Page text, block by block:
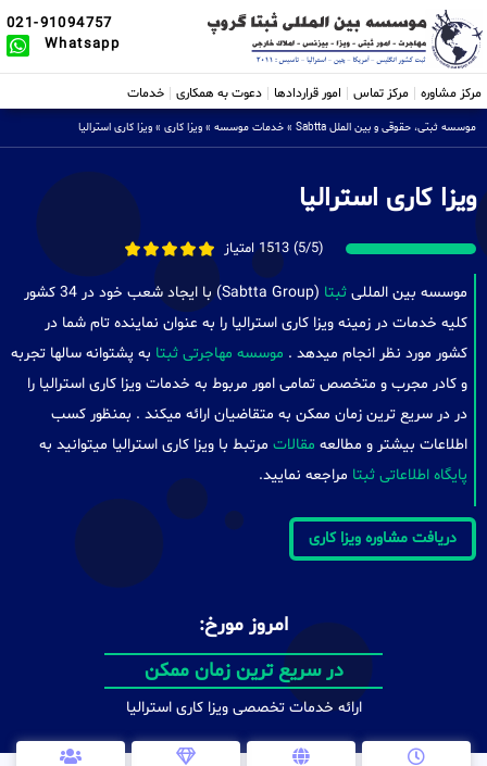
021-91094757
Whatsapp
مرکز مشاوره مرکز تماس امور قراردادها دعوت به همکاری خدمات
موسسه ثبتی، حقوقی و بین الملل Sabtta » خدمات موسسه » ویزا کاری » ویزا کاری استرالیا
ویزا کاری استرالیا
(5/5) 1513 امتیاز
موسسه بین المللی ثبتا
(Sabtta Group) با ایجاد شعب خود در 34 کشور
کلیه خدمات در زمینه ویزا کاری استرالیا را به عنوان نماینده تام شما در
کشور مورد نظر انجام میدهد . موسسه مهاجرتی ثبتا به پشتوانه سالها تجربه
و کادر مجرب و متخصص تمامی امور مربوط به خدمات ویزا کاری استرالیا را
در در سریع ترین زمان ممکن به متقاضیان ارائه میکند . بمنظور کسب
اطلاعات بیشتر و مطالعه مقالات مرتبط با ویزا کاری استرالیا میتوانید به
پایگاه اطلاعاتی ثبتا مراجعه نمایید.
دریافت مشاوره ویزا کاری
امروز مورخ:
در سریع ترین زمان ممکن
ارائه خدمات تخصصی ویزا کاری استرالیا